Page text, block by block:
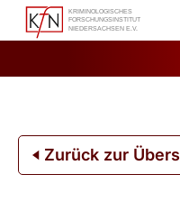
Zum
Inhalt
Zurück zur